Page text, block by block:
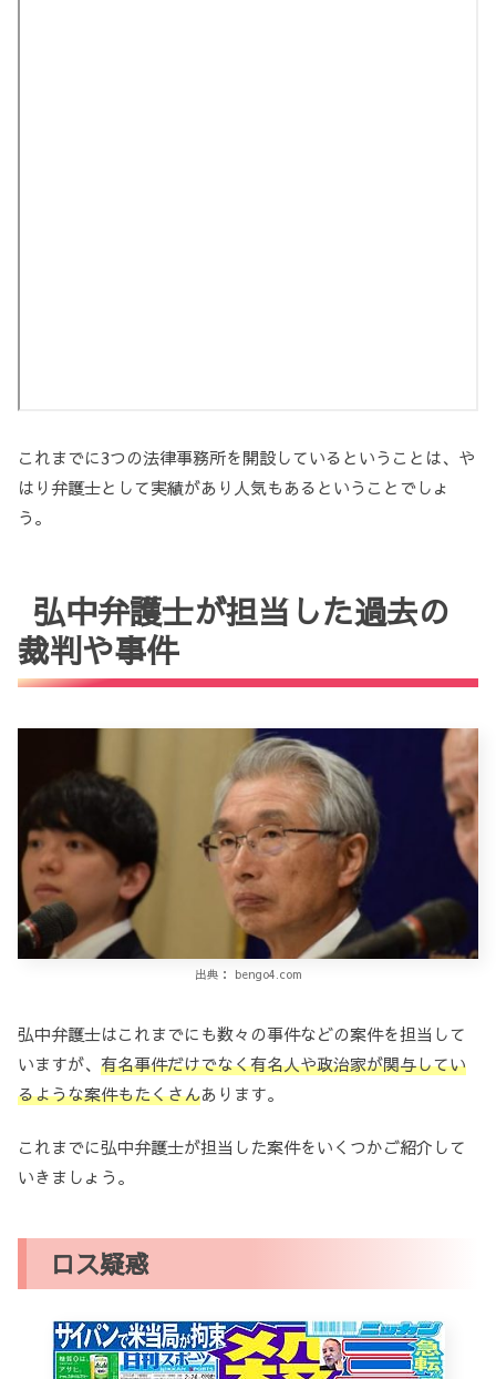
これまでに3つの法律事務所を開設しているということは、や
はり弁護士として実績があり人気もあるということでしょ
う。
弘中弁護士が担当した過去の
裁判や事件
出典： bengo4.com
弘中弁護士はこれまでにも数々の事件などの案件を担当して
いますが、 有名事件だけでなく有名人や政治家が関与してい
るような案件もたくさんあります。
これまでに弘中弁護士が担当した案件をいくつかご紹介して
いきましょう。
ロス疑惑